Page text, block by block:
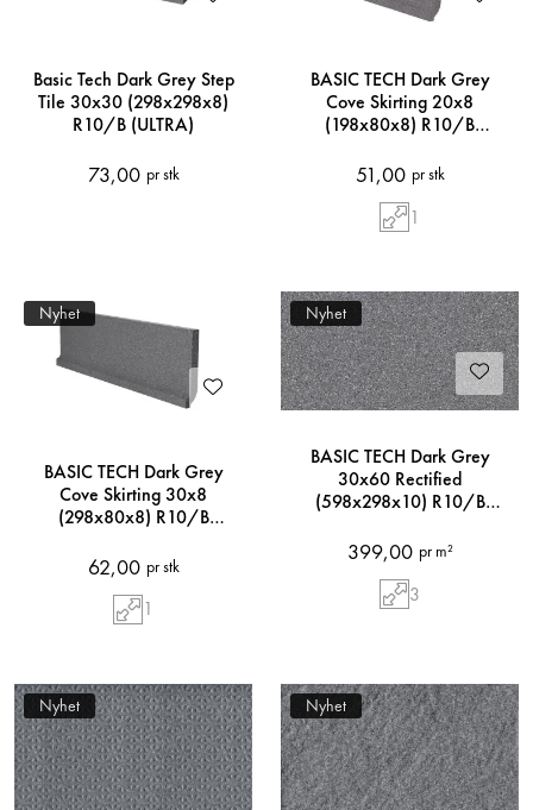
Basic Tech Dark Grey Step
Tile 30x30 (298x298x8)
R10/B (ULTRA)
73,00 pr stk
BASIC TECH Dark Grey
Cove Skirting 20x8
(198x80x8) R10/B
51,00 pr stk
1
Nyhet
BASIC TECH Dark Grey
Cove Skirting 30x8
(298x80x8) R10/B
62,00 pr stk
1
Nyhet
BASIC TECH Dark Grey
30x60 Rectified
(598x298x10) R10/B
399,00 pr m²
3
Nyhet Nyhet